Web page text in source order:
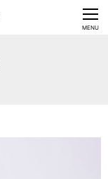
CLOSE
MENU